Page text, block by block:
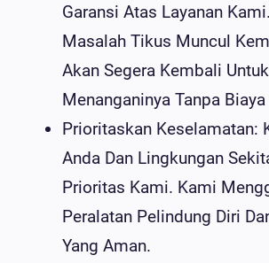
Garansi Atas Layanan
Masalah Tikus Muncul
Akan Segera Kembali Untuk
Menanganinya Tanpa
Prioritaskan Keselamatan:
Anda Dan Lingkungan
Prioritas Kami. Kami
Peralatan Pelindung Diri
Yang Aman.